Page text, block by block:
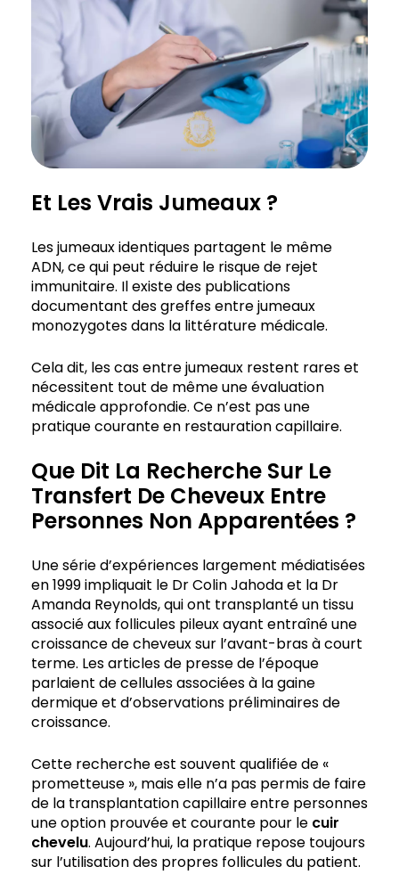
Et Les Vrais Jumeaux ?
Les jumeaux identiques partagent le même
ADN, ce qui peut réduire le risque de rejet
immunitaire. Il existe des publications
documentant des greffes entre jumeaux
monozygotes dans la littérature médicale.
Cela dit, les cas entre jumeaux restent rares et
nécessitent tout de même une évaluation
médicale approfondie. Ce n’est pas une
pratique courante en restauration capillaire.
Que Dit La Recherche Sur Le
Transfert De Cheveux Entre
Personnes Non Apparentées ?
Une série d’expériences largement médiatisées
en 1999 impliquait le Dr Colin Jahoda et la Dr
Amanda Reynolds, qui ont transplanté un tissu
associé aux follicules pileux ayant entraîné une
croissance de cheveux sur l’avant-bras à court
terme. Les articles de presse de l’époque
parlaient de cellules associées à la gaine
dermique et d’observations préliminaires de
croissance.
Cette recherche est souvent qualifiée de «
prometteuse », mais elle n’a pas permis de faire
de la transplantation capillaire entre personnes
une option prouvée et courante pour le cuir
chevelu. Aujourd’hui, la pratique repose toujours
sur l’utilisation des propres follicules du patient.